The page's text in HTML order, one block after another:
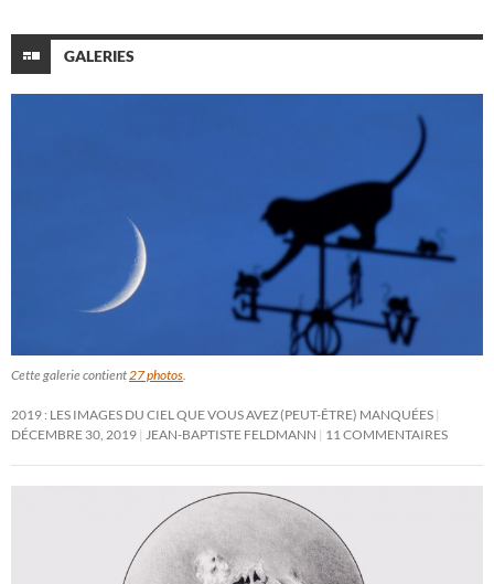
GALERIES
Cette galerie contient 27 photos
2019 : LES IMAGES DU CIEL QUE VOUS AVEZ (PEUT-ÊTRE) MANQUÉES
DÉCEMBRE 30, 2019
JEAN-BAPTISTE FELDMANN 11 COMMENTAIRES